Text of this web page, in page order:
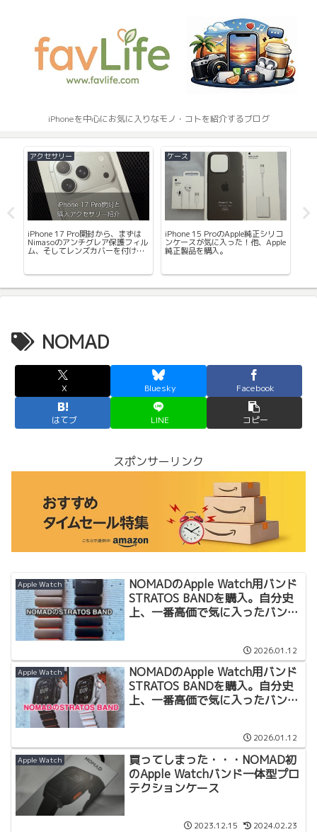
iPhoneを中心にお気に入りなモノ・コトを紹介するブログ
アクセサリー
iPhone 17 Pro開封から、まずは
Nimasoのアンチグレア保護フィル
ム、そしてレンズカバーを付けま
ケース
iPhone 15 ProのApple純正シリコ
ンケースが気に入った！他、Apple
純正製品を購入。
NOMAD
X Bluesky Facebook
はてブ LINE コピー
スポンサーリンク
Apple Watch
NOMADのApple Watch用バンド
STRATOS BANDを購入。自分史
上、一番高価で気に入ったバンド
2026.01.12
Apple Watch
NOMADのApple Watch用バンド
STRATOS BANDを購入。自分史
上、一番高価で気に入ったバンド
2026.01.12
Apple Watch
買ってしまった・・・NOMAD初
のApple Watchバンド一体型プロ
テクションケース
2023.12.15 2024.02.23